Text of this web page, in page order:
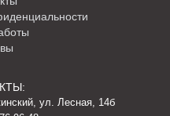
ул. Лесная, 14б